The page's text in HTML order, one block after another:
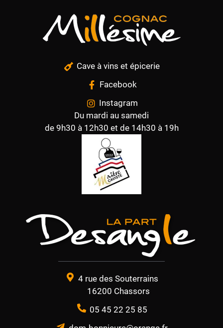
Cave à vins et épicerie
Facebook
Instagram
Du mardi au samedi
de 9h30 à 12h30 et de 14h30 à 19h
4 rue des Souterrains
16200 Chassors
05 45 22 25 85